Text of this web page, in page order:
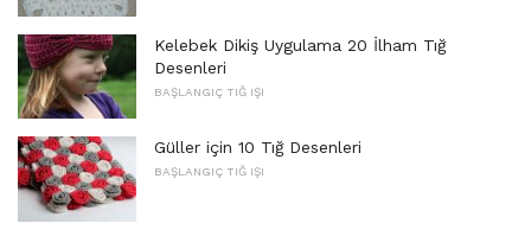
Kelebek Dikiş Uygulama 20 İlham Tığ
Desenleri
BAŞLANGIÇ ​​TIĞ IŞI
Güller için 10 Tığ Desenleri
BAŞLANGIÇ ​​TIĞ IŞI